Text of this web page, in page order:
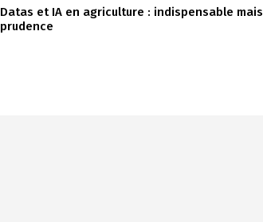
Datas et IA en agriculture : indispensable mais
prudence